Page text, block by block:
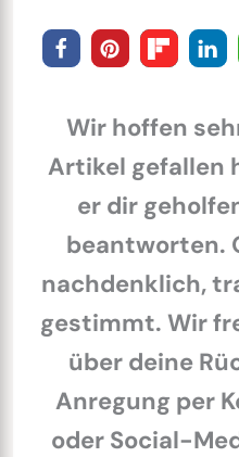
Wir hoffen
Artikel gefallen
er dir
beantworten.
nachdenklich,
gestimmt. Wir
über deine
Anregung per
oder Social-